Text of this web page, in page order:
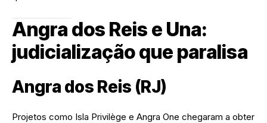
Angra dos Reis e Una:
judicialização que paralisa
Angra dos Reis (RJ)
Projetos como Isla Privilège e Angra One chegaram a obter